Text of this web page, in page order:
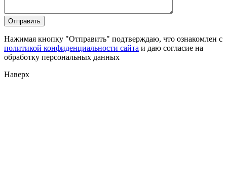
Нажимая кнопку "Отправить" подтверждаю, что ознакомлен с
политикой конфиденциальности сайта и даю согласие на
обработку персональных данных
Наверх